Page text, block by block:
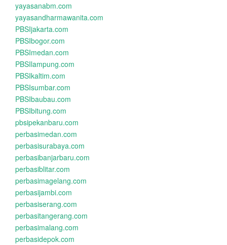
yayasanabm.com
yayasandharmawanita.com
PBSIjakarta.com
PBSIbogor.com
PBSImedan.com
PBSIlampung.com
PBSIkaltim.com
PBSIsumbar.com
PBSIbaubau.com
PBSIbitung.com
pbsipekanbaru.com
perbasimedan.com
perbasisurabaya.com
perbasibanjarbaru.com
perbasiblitar.com
perbasimagelang.com
perbasijambi.com
perbasiserang.com
perbasitangerang.com
perbasimalang.com
perbasidepok.com